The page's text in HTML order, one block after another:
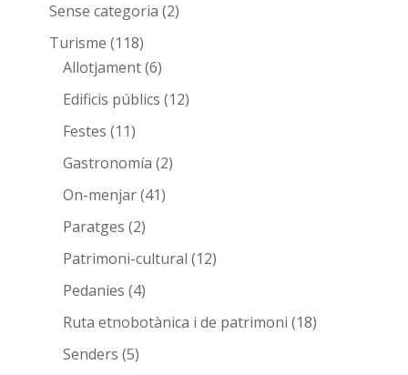
Sense categoria (2)
Turisme (118)
Allotjament(6)
Edificis públics (12)
Festes (11)
Gastronomía (2)
On-menjar(41)
Paratges (2)
Patrimoni-cultural (12)
Pedanies (4)
Ruta etnobotànica i de patrimoni (18)
Senders (5)